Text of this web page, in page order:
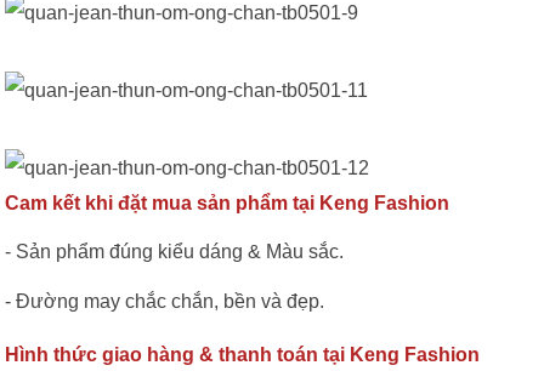
Cam kết khi đặt mua sản phẩm tại Keng Fashion
- Sản phẩm đúng kiểu dáng & Màu sắc.
- Đường may chắc chắn, bền và đẹp.
Hình thức giao hàng & thanh toán tại Keng Fashion